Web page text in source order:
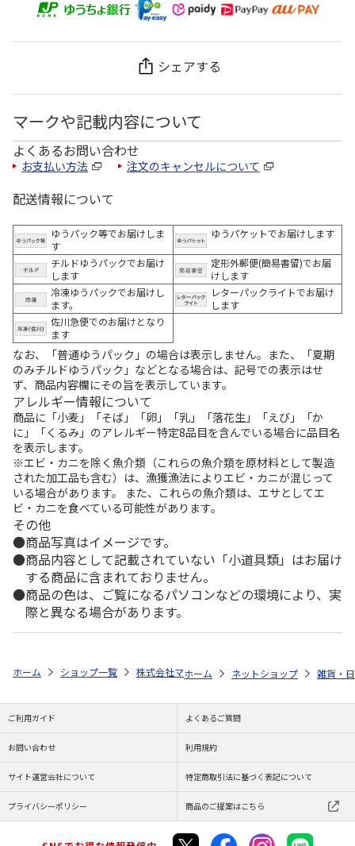
シェアする
マークや記載内容について
よくあるお問い合わせ
お支払い方法 注文のキャンセルについて
配送情報について
ゆうパック等でお届けしま
す
ゆうパケットでお届けします
チルドゆうパックでお届け
します
定形外郵便(簡易書留)でお届
けします
冷凍ゆうパックでお届けし
ます。
レターパックライトでお届け
します
佐川急便でのお届けとなり
ます
なお、「普通ゆうパック」の場合は表示しません。また、「夏期
のみチルドゆうパック」などとなる場合は、記号での表示はせ
ず、商品内容欄にその旨を表示しています。
アレルギー情報について
商品に「小麦」「そば」「卵」「乳」「落花生」「えび」「か
に」「くるみ」のアレルギー特定8品目を含んでいる場合に品目名
を表示します。
※エビ・カニを除く魚介類（これらの魚介類を原材料として製造
された加工品も含む）は、漁獲漁法によりエビ・カニが混じって
いる場合があります。 また、これらの魚介類は、エサとしてエ
ビ・カニを食べている可能性があります。
その他
商品写真はイメージです。
商品内容として記載されていない「小道具類」はお届け
する商品に含まれておりません。
商品の色は、ご覧になるパソコンなどの環境により、実
際と異なる場合があります。
ホーム ショップ一覧 株式会社マインド ポケットモンスター ヘッ
ホーム ネットショップ 雑貨・
ご利用ガイド よくあるご質問
お問い合わせ 利用規約
サイト運営会社について 特定商取引法に基づく表記について
プライバシーポリシー 商品のご提案はこちら